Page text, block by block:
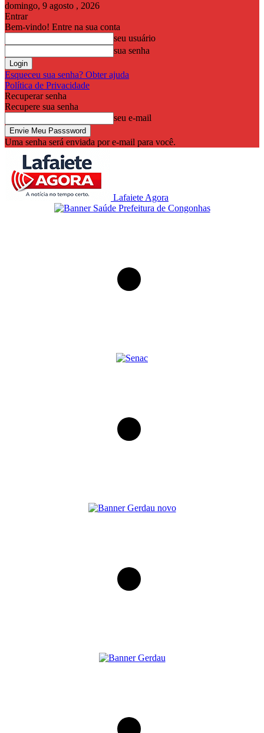
domingo, 9 agosto , 2026
Entrar
Bem-vindo! Entre na sua conta
seu usuário
sua senha
Esqueceu sua senha? Obter ajuda
Política de Privacidade
Recuperar senha
Recupere sua senha
seu e-mail
Uma senha será enviada por e-mail para você.
Lafaiete Agora